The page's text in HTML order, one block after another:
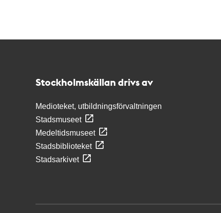
Stockholmskällan drivs av
Medioteket, utbildningsförvaltningen
Stadsmuseet
Medeltidsmuseet
Stadsbiblioteket
Stadsarkivet